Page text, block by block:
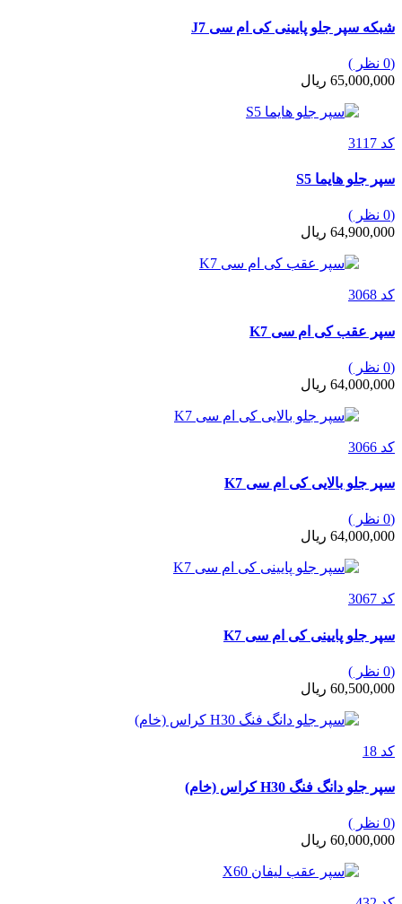
شبکه سپر جلو پایینی کی ام سی J7
(0 نظر )
65,000,000 ریال
کد 3117
سپر جلو هایما S5
(0 نظر )
64,900,000 ریال
کد 3068
سپر عقب کی ام سی K7
(0 نظر )
64,000,000 ریال
کد 3066
سپر جلو بالایی کی ام سی K7
(0 نظر )
64,000,000 ریال
کد 3067
سپر جلو پایینی کی ام سی K7
(0 نظر )
60,500,000 ریال
کد 18
سپر جلو دانگ فنگ H30 کراس (خام)
(0 نظر )
60,000,000 ریال